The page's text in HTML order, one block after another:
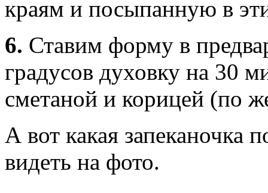
краям и посыпанную в
6. Ставим форму в
градусов духовку на 30
сметаной и корицей (по
А вот какая запеканочка
видеть на фото.